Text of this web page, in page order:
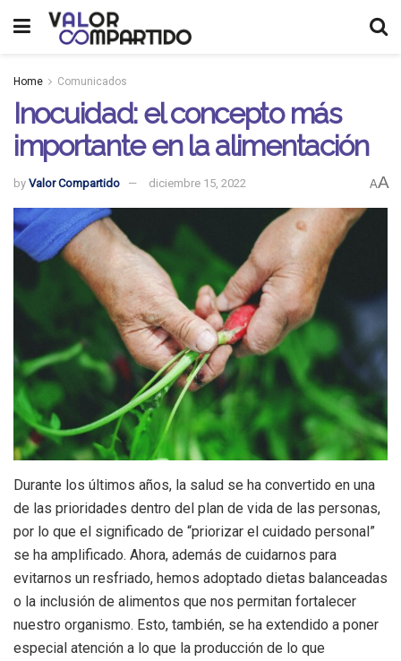
Home Comunicados
Inocuidad: el concepto más
importante en la alimentación
by Valor Compartido diciembre 15, 2022 AA
Durante los últimos años, la salud se ha convertido en una
de las prioridades dentro del plan de vida de las personas,
por lo que el significado de “priorizar el cuidado personal”
se ha amplificado. Ahora, además de cuidarnos para
evitarnos un resfriado, hemos adoptado dietas balanceadas
o la inclusión de alimentos que nos permitan fortalecer
nuestro organismo. Esto, también, se ha extendido a poner
especial atención a lo que la producción de lo que